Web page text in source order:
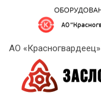
АО «Красногвардеец»